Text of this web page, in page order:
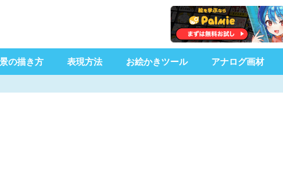
の描き方 表現方法 お絵かきツール アナログ画材